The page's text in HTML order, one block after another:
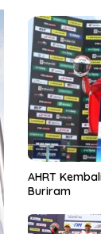
AHRT
Buriram